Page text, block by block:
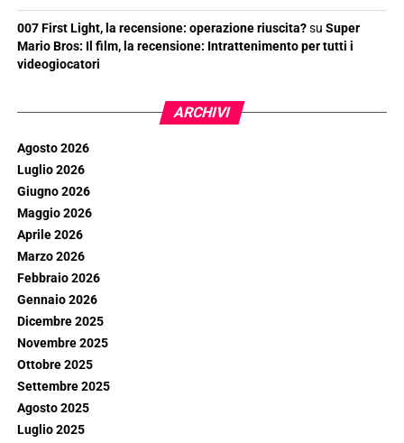
007 First Light, la recensione: operazione riuscita?su Super
Mario Bros: Il film, la recensione: Intrattenimento per tutti i
videogiocatori
ARCHIVI
Agosto 2026
Luglio 2026
Giugno 2026
Maggio 2026
Aprile 2026
Marzo 2026
Febbraio 2026
Gennaio 2026
Dicembre 2025
Novembre 2025
Ottobre 2025
Settembre 2025
Agosto 2025
Luglio 2025